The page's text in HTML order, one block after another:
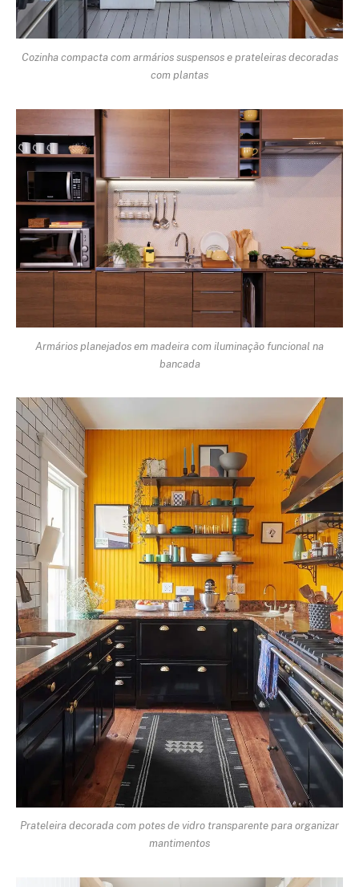
Cozinha compacta com armários suspensos e prateleiras decoradas
com plantas
Armários planejados em madeira com iluminação funcional na
bancada
Prateleira decorada com potes de vidro transparente para organizar
mantimentos